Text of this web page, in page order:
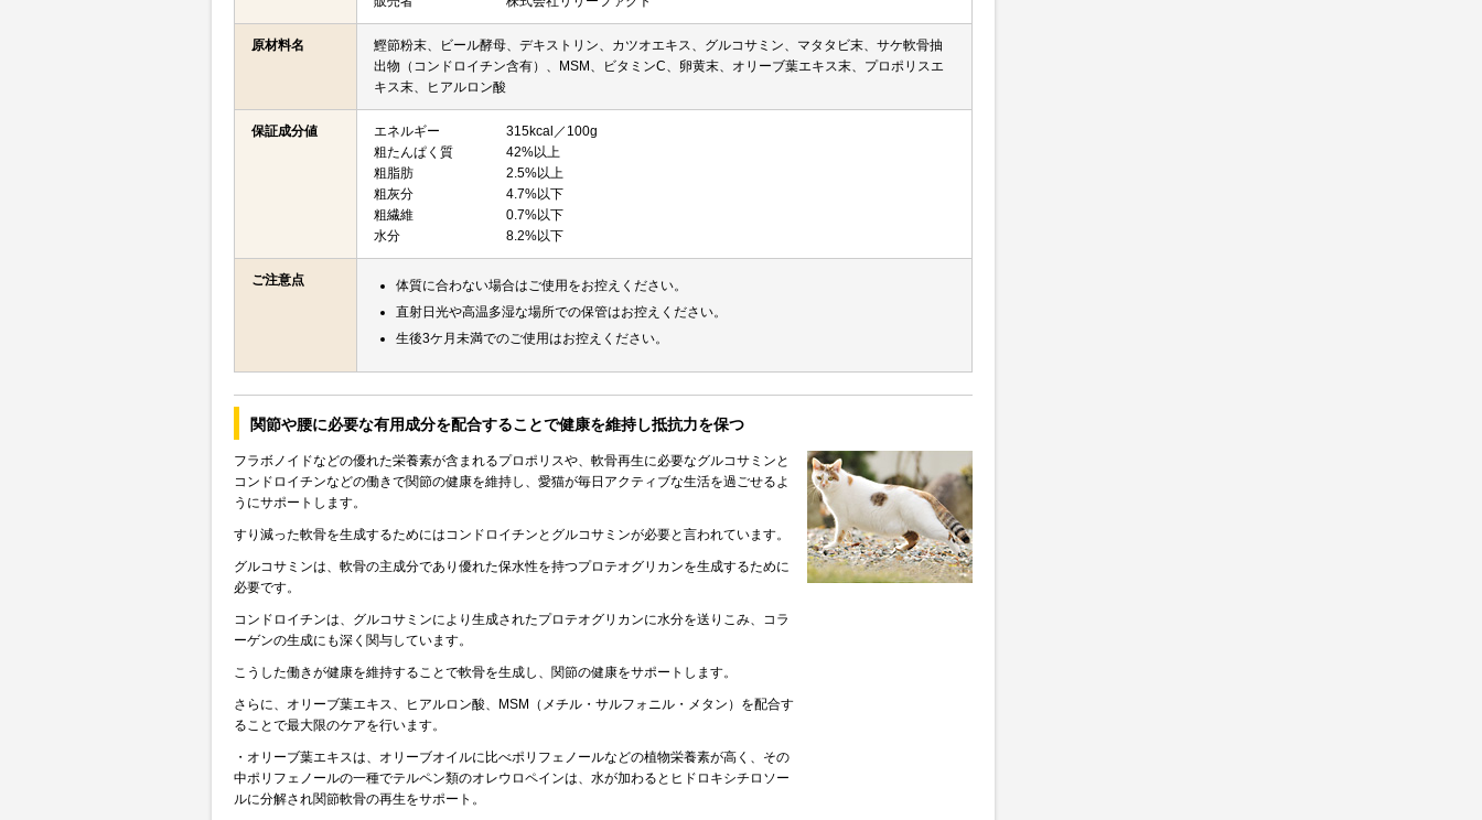
原材料名
鰹節粉末、ビール酵母、デキストリン、カツオエキス、グルコサミン、マタタビ末、サケ軟骨抽
出物（コンドロイチン含有）、MSM、ビタミンC、卵黄末、オリーブ葉エキス末、プロポリスエ
キス末、ヒアルロン酸
保証成分値 エネルギー
315kcal／100g
粗たんぱく質
42%以上
粗脂肪
2.5%以上
粗灰分
4.7%以下
粗繊維
0.7%以下
水分
8.2%以下
ご注意点
体質に合わない場合はご使用をお控えください。
直射日光や高温多湿な場所での保管はお控えください。
生後3ケ月未満でのご使用はお控えください。
関節や腰に必要な有用成分を配合することで健康を維持し抵抗力を保つ
フラボノイドなどの優れた栄養素が含まれるプロポリスや、軟骨再生に必要なグルコサミンと
コンドロイチンなどの働きで関節の健康を維持し、愛猫が毎日アクティブな生活を過ごせるよ
うにサポートします。
すり減った軟骨を生成するためにはコンドロイチンとグルコサミンが必要と言われています。
グルコサミンは、軟骨の主成分であり優れた保水性を持つプロテオグリカンを生成するために
必要です。
コンドロイチンは、グルコサミンにより生成されたプロテオグリカンに水分を送りこみ、コラ
ーゲンの生成にも深く関与しています。
こうした働きが健康を維持することで軟骨を生成し、関節の健康をサポートします。
さらに、オリーブ葉エキス、ヒアルロン酸、MSM（メチル・サルフォニル・メタン）を配合す
ることで最大限のケアを行います。
・オリーブ葉エキスは、オリーブオイルに比べポリフェノールなどの植物栄養素が高く、その
中ポリフェノールの一種でテルペン類のオレウロペインは、水が加わるとヒドロキシチロソー
ルに分解され関節軟骨の再生をサポート。